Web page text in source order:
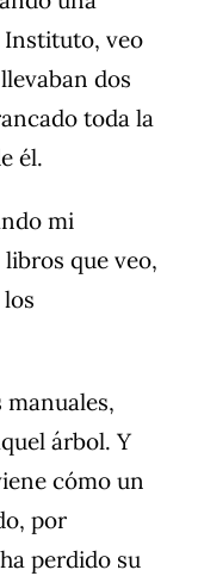
Instituto, veo
dos
toda la
él.
mi
que veo,
árbol. Y
cómo un
por
perdido su